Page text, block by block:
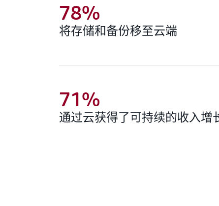
将存储和备份移至云端
78%
通过云获得了可持续的收入增
71%